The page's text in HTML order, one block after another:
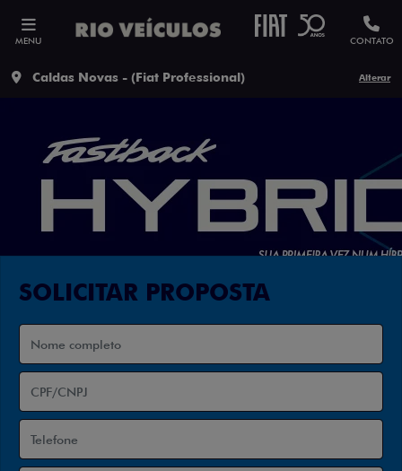
MENU CONTATO
Caldas Novas - (Fiat Professional) Alterar
SOLICITAR PROPOSTA